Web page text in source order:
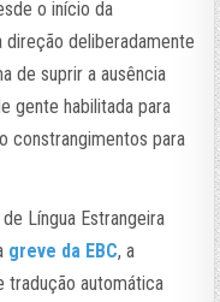
o início da
direção deliberadamente
de suprir a ausência
gente habilitada para
constrangimentos para
Língua Estrangeira
greve da EBC, a
tradução automática